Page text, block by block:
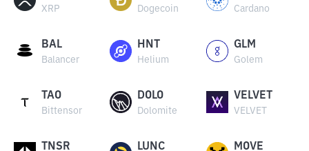
XRP Dogecoin Cardano
BAL
Balancer
HNT
Helium
GLM
Golem
TAO
Bittensor
DOLO
Dolomite
VELVET
VELVET
TNSR LUNC MOVE